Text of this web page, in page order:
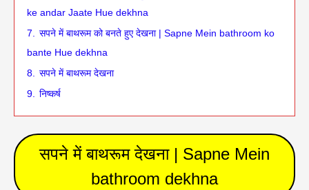
ke andar Jaate Hue dekhna
7. सपने में बाथरूम को बनते हुए देखना | Sapne Mein bathroom ko
bante Hue dekhna
8. सपने में बाथरूम देखना
9. निष्कर्ष
सपने में बाथरूम देखना | Sapne Mein
bathroom dekhna